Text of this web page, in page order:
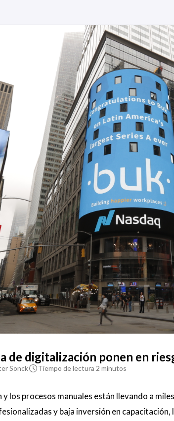
de digitalización ponen en
Sonck Tiempo de lectura 2 minutos
los procesos manuales están llevando a
y baja inversión en